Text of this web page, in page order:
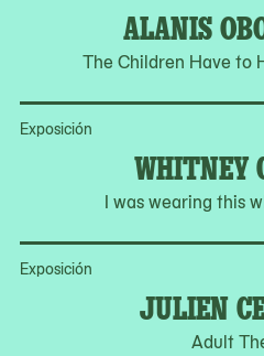
ALANIS
The Children Have to
Exposición
WHITNEY
I was wearing this
Exposición
JULIEN
Adult